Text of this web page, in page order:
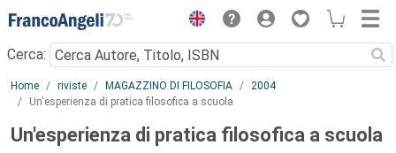
Menu
Cerca:
Main content
Home riviste MAGAZZINO DI FILOSOFIA
2004
Un'esperienza di pratica filosofica a scuola
Un'esperienza di pratica filosofica a scuola